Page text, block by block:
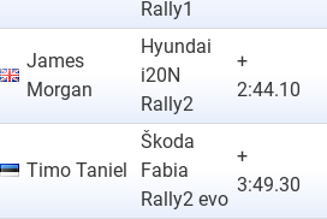
Rally1
James
Morgan
Hyundai
i20N
Rally2
+
2:44.10
Timo Taniel
Škoda
Fabia
Rally2 evo
+
3:49.30